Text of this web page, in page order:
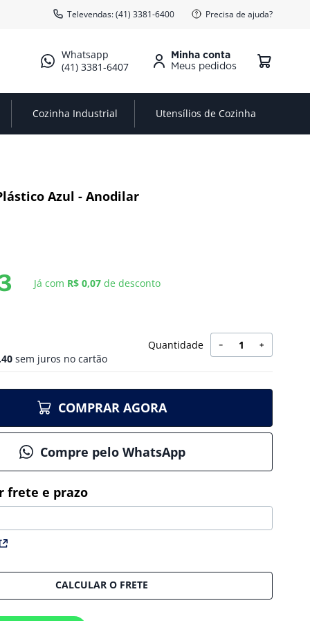
Televendas: (41) 3381-6400 Precisa de ajuda?
(41) 3381-6407
Minha conta
Cozinha Industrial Utensílios de Cozinha
Azul - Anodilar
Já com R$ 0,07de desconto
40sem juros no cartão
Quantidade ＋
－
COMPRAR AGORA
Compre pelo WhatsApp
CALCULAR O FRETE